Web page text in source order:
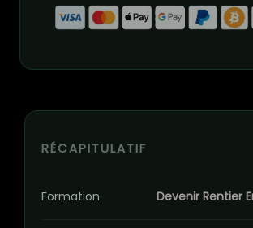
RÉCAPITULATIF
Formation Devenir Rentier